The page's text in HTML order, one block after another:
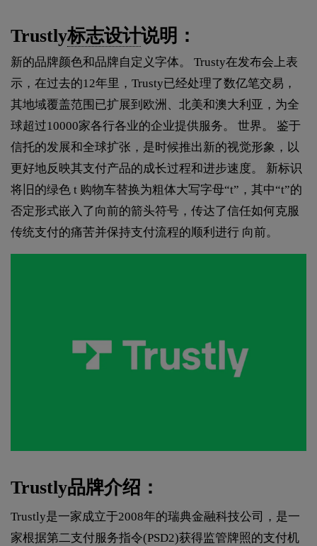
Trustly标志设计说明：
新的品牌颜色和品牌自定义字体。 Trusty在发布会上表
示，在过去的12年里，Trusty已经处理了数亿笔交易，
其地域覆盖范围已扩展到欧洲、北美和澳大利亚，为全
球超过10000家各行各业的企业提供服务。 世界。 鉴于
信托的发展和全球扩张，是时候推出新的视觉形象，以
更好地反映其支付产品的成长过程和进步速度。 新标识
将旧的绿色 t 购物车替换为粗体大写字母“t”，其中“t”的
否定形式嵌入了向前的箭头符号，传达了信任如何克服
传统支付的痛苦并保持支付流程的顺利进行 向前。
Trustly品牌介绍：
Trustly是一家成立于2008年的瑞典金融科技公司，是一
家根据第二支付服务指令(PSD2)获得监管牌照的支付机